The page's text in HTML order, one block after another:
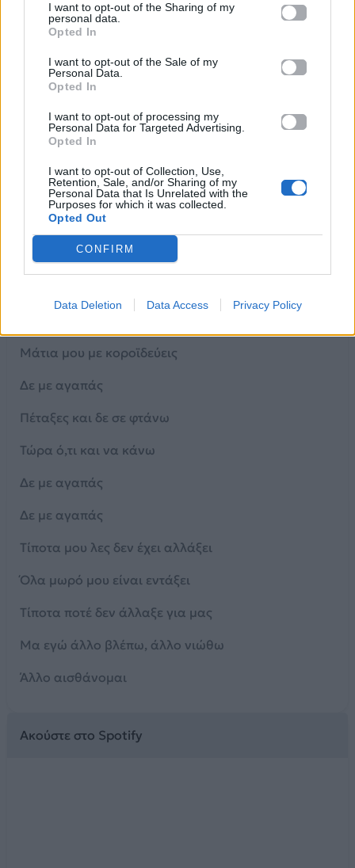
I want to opt-out of the Sharing of my
personal data.
Opted In
I want to opt-out of the Sale of my
Personal Data.
Opted In
I want to opt-out of processing my
Personal Data for Targeted Advertising.
Opted In
I want to opt-out of Collection, Use,
Retention, Sale, and/or Sharing of my
Personal Data that Is Unrelated with the
Purposes for which it was collected.
Opted Out
CONFIRM
Data Deletion Data Access Privacy Policy
Μα δεν θες να με συντρίψεις
Τώρα είναι αργά
Τα φώτα της καρδιάς σου είναι κλειστά
Δε με αγαπάς το ξέρω
Μη μου λες πως με λατρεύεις
Μάτια μου με κοροϊδεύεις
Δε με αγαπάς το ξέρω
Μάτια μου με κοροϊδεύεις
Δε με αγαπάς
Πέταξες και δε σε φτάνω
Τώρα ό,τι και να κάνω
Δε με αγαπάς
Δε με αγαπάς
Τίποτα μου λες δεν έχει αλλάξει
Όλα μωρό μου είναι εντάξει
Τίποτα ποτέ δεν άλλαξε για μας
Μα εγώ άλλο βλέπω, άλλο νιώθω
Άλλο αισθάνομαι
Ακούστε στο Spotify